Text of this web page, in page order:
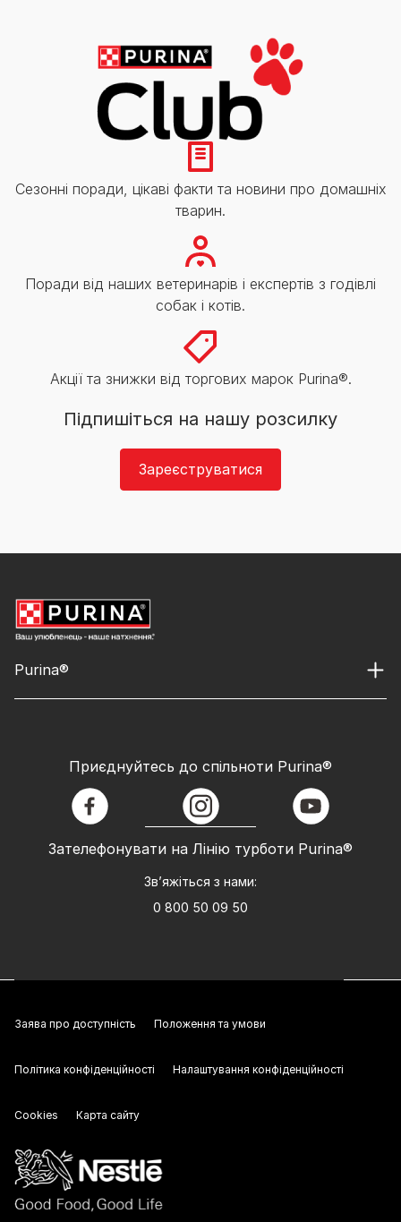
Сезонні поради, цікаві факти та новини про домашніх
тварин.
Поради від наших ветеринарів і експертів з годівлі
собак і котів.
Акції та знижки від торгових марок Purina®.
Підпишіться на нашу розсилку
Зареєструватися
Purina®
Зателефонувати на Лінію турботи Purina®
Зв’яжіться з нами:
0 800 50 09 50
Приєднуйтесь до спільноти Purina®
facebook instagram youtube
Заява про доступність Положення та умови
Політика конфіденційності Налаштування конфіденційності
Cookies Карта сайту